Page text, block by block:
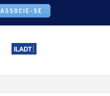
ASSOCIE-SE